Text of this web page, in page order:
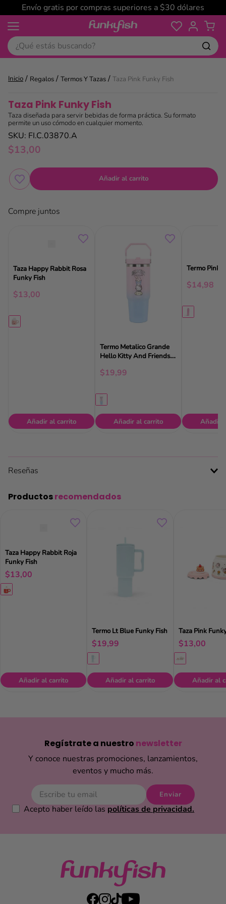
Envío gratis por compras superiores a $30 dólares
¿Qué estás buscando?
Regalos Termos Y Tazas Taza Pink Funky Fish
Taza Pink Funky Fish
Taza diseñada para servir bebidas de forma práctica. Su formato
permite un uso cómodo en cualquier momento.
SKU: FI.C.03870.A
$13,00
Añadir al carrito
Compre juntos
Taza Happy Rabbit Rosa
Funky Fish
$13,00
Añadir al carrito
Termo Metalico Grande
Hello Kitty And Friends
$19,99
Añadir al carrito
Termo Pink
$14,98
Añadir
Reseñas
Productosrecomendados
Taza Happy Rabbit Roja
Funky Fish
$13,00
Añadir al carrito
Termo Lt Blue Funky Fish
$19,99
Añadir al carrito
Taza Pink
$13,00
Añadir al
Regístrate a nuestro newsletter
Y conoce nuestras promociones, lanzamientos,
eventos y mucho más.
Enviar
Acepto haber leído las políticas de privacidad.